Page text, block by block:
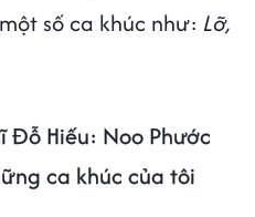
số ca khúc như: Lỡ,
Đỗ Hiếu: Noo Phước
ca khúc của tôi